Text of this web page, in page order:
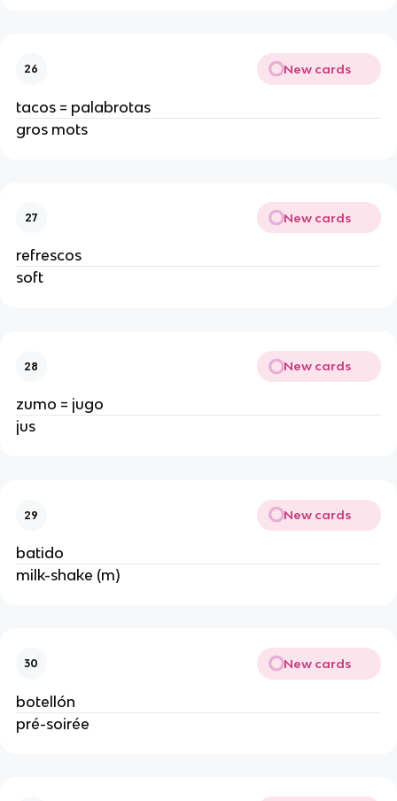
26 New cards
tacos = palabrotas
gros mots
27 New cards
refrescos
soft
28 New cards
zumo = jugo
jus
29 New cards
batido
milk-shake (m)
30 New cards
botellón
pré-soirée